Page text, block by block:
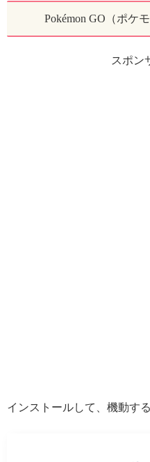
Pokémon GO（ポケ
スポン
インストールして、機動す